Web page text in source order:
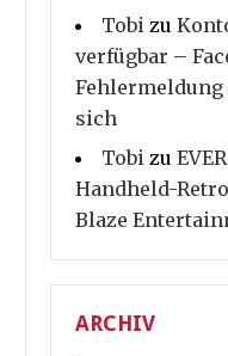
Tobi zu
verfügbar –
sich
Tobi zu
Handheld-
Blaze
ARCHIV